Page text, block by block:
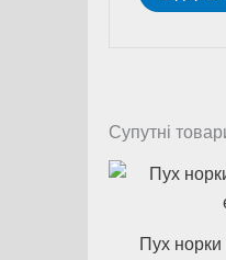
Супутні
Пух